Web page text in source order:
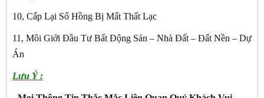
10, Cấp Lại Sổ Hồng Bị Mất Thất Lạc
11, Môi Giới Đầu Tư Bất Động Sản – Nhà Đất – Đất Nền – Dự
Án
Lưu Ý :